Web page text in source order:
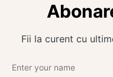
Fii la curent cu